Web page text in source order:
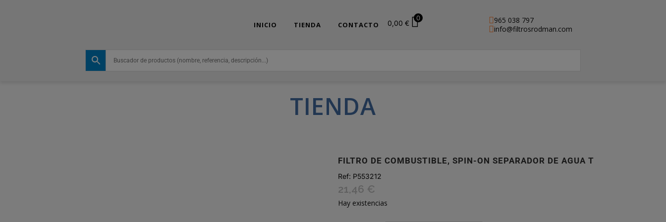
965 038 797
info@filtrosrodman.com
INICIO TIENDA CONTACTO 0,00 €
0
TIENDA
FILTRO DE COMBUSTIBLE, SPIN-ON SEPARADOR DE AGUA T
Ref: P553212
21,46 €
Hay existencias